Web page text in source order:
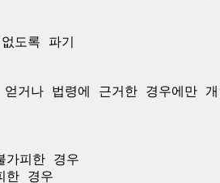
나 법령에 근거한 경우에만 개
피한 경우
한 경우